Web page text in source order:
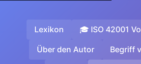
Lexikon 🎓 ISO 42001
Über den Autor Begriff